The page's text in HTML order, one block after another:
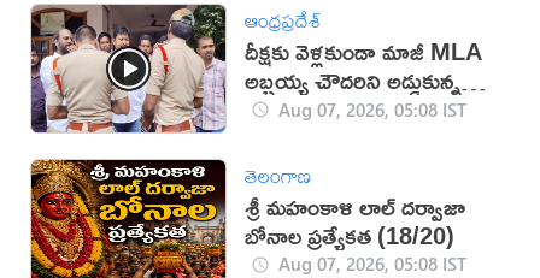
ఆంధ్రప్రదేశ్
దీక్షకు వెళ్లకుండా మాజీ MLA
అబ్బ‌య్య చౌద‌రిని అడ్డుకున్న
పోలీసులు (వీడియో)
Aug 07, 2026, 05:08 IST
తెలంగాణ
శ్రీ మహంకాళి లాల్ దర్వాజా
బోనాల ప్రత్యేకత (18/20)
Aug 07, 2026, 05:08 IST